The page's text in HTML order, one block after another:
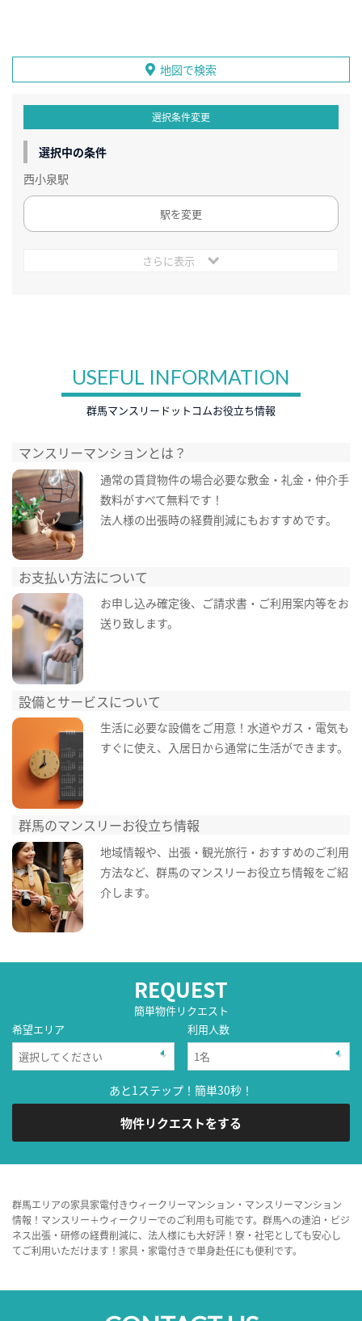
地図で検索
選択条件変更
選択中の条件
西小泉駅
駅を変更
さらに表示
USEFUL INFORMATION
群馬マンスリードットコムお役立ち情報
マンスリーマンションとは？
通常の賃貸物件の場合必要な敷金・礼金・仲介手
数料がすべて無料です！
法人様の出張時の経費削減にもおすすめです。
お支払い方法について
お申し込み確定後、ご請求書・ご利用案内等をお
送り致します。
設備とサービスについて
生活に必要な設備をご用意！水道やガス・電気も
すぐに使え、入居日から通常に生活ができます。
群馬のマンスリーお役立ち情報
地域情報や、出張・観光旅行・おすすめのご利用
方法など、群馬のマンスリーお役立ち情報をご紹
介します。
REQUEST
簡単物件リクエスト
希望エリア
利用人数
あと1ステップ！簡単30秒！
物件リクエストをする
群馬エリアの家具家電付きウィークリーマンション・マンスリーマンション
情報！マンスリー＋ウィークリーでのご利用も可能です。群馬への連泊・ビジ
ネス出張・研修の経費削減に、法人様にも大好評！寮・社宅としても安心し
てご利用いただけます！家具・家電付きで単身赴任にも便利です。